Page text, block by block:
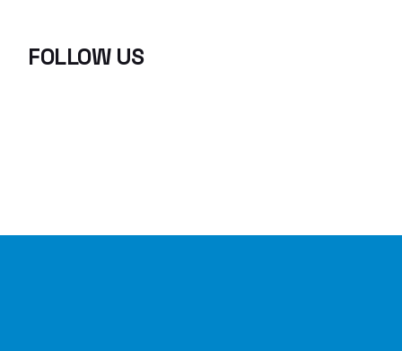
FOLLOW US